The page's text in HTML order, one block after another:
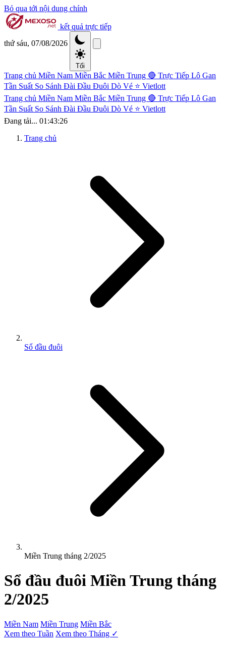
Bỏ qua tới nội dung chính
kết quả trực tiếp
thứ sáu, 07/08/2026
Tối
Trang chủ Miền Nam Miền Bắc Miền Trung 🔴 Trực Tiếp Lô Gan
Tần Suất So Sánh Đài Đầu Đuôi Dò Vé ⭐ Vietlott
Trang chủ Miền Nam Miền Bắc Miền Trung 🔴 Trực Tiếp Lô Gan
Tần Suất So Sánh Đài Đầu Đuôi Dò Vé ⭐ Vietlott
Đang tải... 01:43:26
Trang chủ
Sổ đầu đuôi
Miền Trung tháng 2/2025
Sổ đầu đuôi Miền Trung tháng
2/2025
Miền Nam Miền Trung Miền Bắc
Xem theo Tuần Xem theo Tháng ✓